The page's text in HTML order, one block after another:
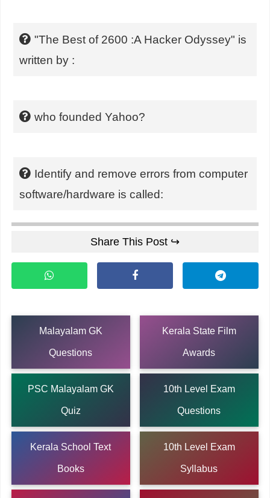
"The Best of 2600 :A Hacker Odyssey" is
written by :
who founded Yahoo?
Identify and remove errors from computer
software/hardware is called:
Share This Post ↪
Malayalam GK
Questions
Kerala State Film
Awards
PSC Malayalam GK
Quiz
10th Level Exam
Questions
Kerala School Text
Books
10th Level Exam
Syllabus